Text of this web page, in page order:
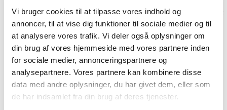
Vi bruger cookies til at tilpasse vores indhold og
annoncer, til at vise dig funktioner til sociale medier og til
at analysere vores trafik. Vi deler også oplysninger om
din brug af vores hjemmeside med vores partnere inden
for sociale medier, annonceringspartnere og
analysepartnere. Vores partnere kan kombinere disse
data med andre oplysninger, du har givet dem, eller som
de har indsamlet fra din brug af deres tjenester.
EGO batterier fås i flere størrelser, så du kan tilpasse driftstiden til dit
behov.
2.5 Ah – lette opgaver som trimning og mindre hække
4.0–5.0 Ah – alsidig brug til flere havemaskiner
6.0–10.0 Ah – længere driftstid til plæneklippere
12.0 Ah – maksimal kapacitet til store arealer
Jo højere Ah, desto længere kan du arbejde uden opladning.